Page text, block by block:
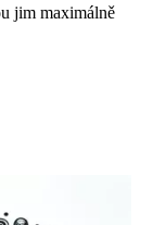
jim maximálně